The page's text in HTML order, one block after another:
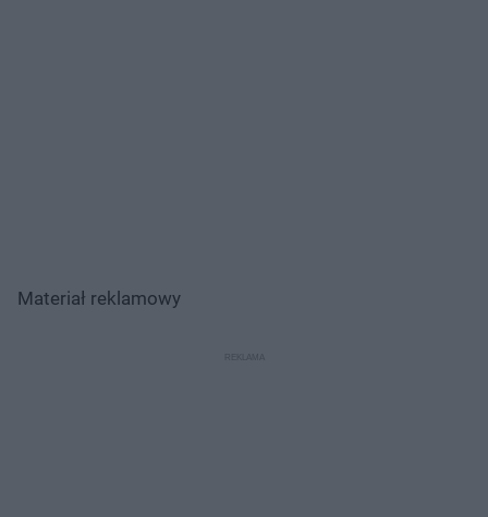
Materiał reklamowy